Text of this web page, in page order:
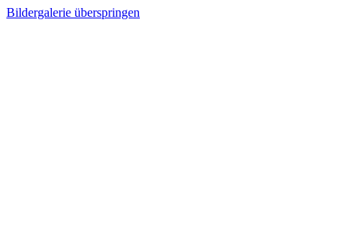
Bildergalerie überspringen